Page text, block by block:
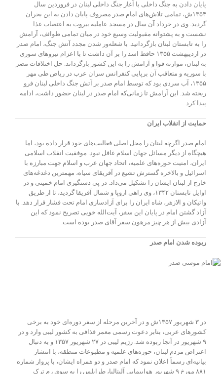
پایان دادن به جنگ داخلی با آغاز جنگ داخلی لبنان در فروردین سال
۱۳۵۴ش، تمامی تلاش‌های امام صدر مصروف پایان دادن به این بحران
گردید. وی در خرداد آن سال در مسجد عاملیه بیروت به اعتصاب غذا
نشست و به پشتوانه مقبولیت وسیع خود در میان تمامی طوائف، آرامش
را به تابستان لبنان بازگردانید. با شعله‌ور شدن مجدد آتش جنگ، امام صدر
در اردیبهشت ۱۳۵۵ حافظ اسد را بر آن داشت تا با اعزام نیروهای سوری
به لبنان، موازنه قوا و آرامش را به این کشور بازگرداند. حل اختلافات مصر
با سوریه و متعاقب آن برپایی کنفرانس سران عرب در ریاض طی مهر
۱۳۵۵، آب سردی بود که توسط امام صدر بر آتش جنگ داخلی لبنان فرو
ریخته شد. این آرامش تا زمانی‌که امام صدر در لبنان حضور داشت، ادامه
پیدا کرد.
حمایت از انقلاب ایران
امام صدر اگرچه لبنان را محل اصلی فعالیت‌های خود قرار داده بود، اما
هیچگاه از دیگر مسائل جهان اسلام غافل نبود. موفقیت انقلاب اسلامی
ایران، امنیت حوزه‌های علمیه، اتحاد جهان عرب و اسلام جهت مبارزه با
اسرائیل و بالاخره گسترش تشیع در آفریقای سیاه، مهمترین دغدغه‌های
خارج از لبنان ایشان را تشکیل می‌داد. در پی دستگیری امام خمینی و در
اوایل تابستان ۱۳۴۲، وی راهی اروپا و شمال آفریقا گردید، تا از طریق
واتیکان و الازهر، شاه ایران را برای آزادسازی امام تحت فشار قرار دهد. با
آزاد گشتن امام در پایان این سفر، آیت‌الله خویی تصریح نمود که این
آزادی بیش از هر چیز مرهون سفر آقای صدر بوده است.
ربوده شدن امام صدر
در ۳ شهریور ۱۳۵۷ش و در آخرین مرحله از سفر دوره‌ای خود به برخی
کشورهای عربی، بنابر دعوت رسمی معمر قذافی به کشور لیبی وارد و در
۹ شهریور در آنجا ربوده شد. رژیم لیبی در ۲۷ شهریور ۱۳۵۷ و به دنبال
اعتراض مردم لبنان، حوزه‌های علمیه و مطبوعات منطقه، با انتشار
بیانیه‌ای رسماً اعلان نمود که امام صدر و دو همراه ایشان، با پرواز شماره
۸۸۱ مورخ ۹ شهریور هواپیمایی آلیتالیا، طرابلس را به سوی رم ترک